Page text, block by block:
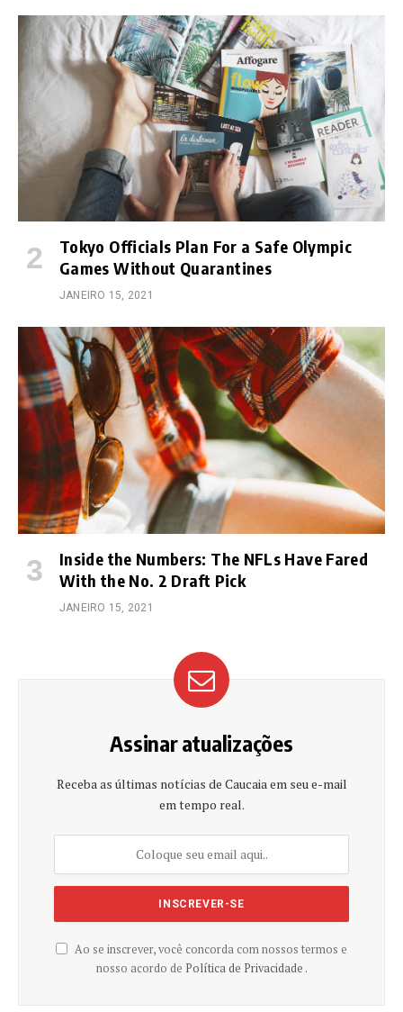
Tokyo Officials Plan For a Safe Olympic
Games Without Quarantines
JANEIRO 15, 2021
Inside the Numbers: The NFLs Have Fared
With the No. 2 Draft Pick
JANEIRO 15, 2021
Assinar atualizações
Receba as últimas notícias de Caucaia em seu e-mail
em tempo real.
Ao se inscrever, você concorda com nossos termos e
nosso acordo de Política de Privacidade .